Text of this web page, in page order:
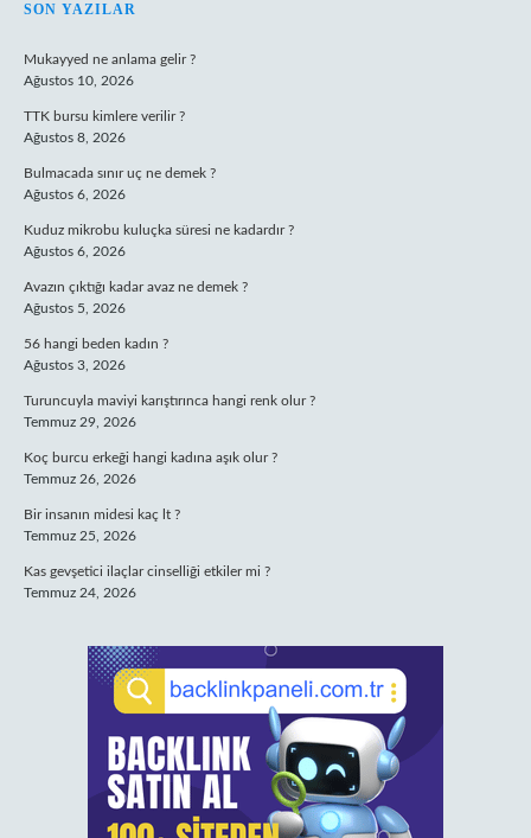
SIDEBAR
SON YAZILAR
Mukayyed ne anlama gelir ?
Ağustos 10, 2026
TTK bursu kimlere verilir ?
Ağustos 8, 2026
Bulmacada sınır uç ne demek ?
Ağustos 6, 2026
Kuduz mikrobu kuluçka süresi ne kadardır ?
Ağustos 6, 2026
Avazın çıktığı kadar avaz ne demek ?
Ağustos 5, 2026
56 hangi beden kadın ?
Ağustos 3, 2026
Turuncuyla maviyi karıştırınca hangi renk olur ?
Temmuz 29, 2026
Koç burcu erkeği hangi kadına aşık olur ?
Temmuz 26, 2026
Bir insanın midesi kaç lt ?
Temmuz 25, 2026
Kas gevşetici ilaçlar cinselliği etkiler mi ?
Temmuz 24, 2026